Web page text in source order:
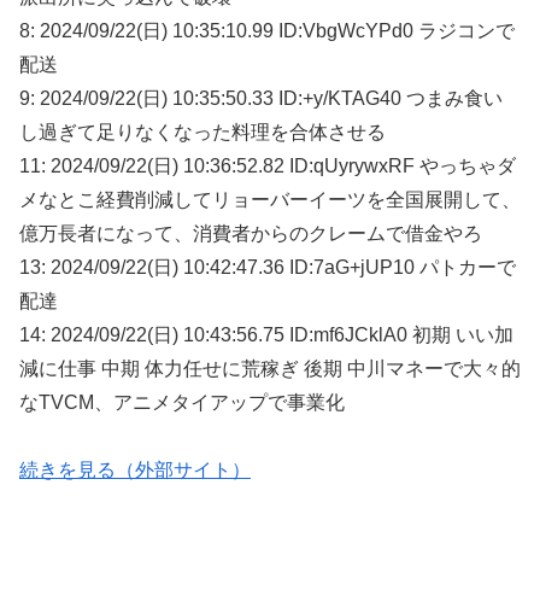
8: 2024/09/22(日) 10:35:10.99 ID:VbgWcYPd0 ラジコンで
配送
9: 2024/09/22(日) 10:35:50.33 ID:+y/KTAG40 つまみ食い
し過ぎて足りなくなった料理を合体させる
11: 2024/09/22(日) 10:36:52.82 ID:qUyrywxRF やっちゃダ
メなとこ経費削減してリョーバーイーツを全国展開して、
億万長者になって、消費者からのクレームで借金やろ
13: 2024/09/22(日) 10:42:47.36 ID:7aG+jUP10 パトカーで
配達
14: 2024/09/22(日) 10:43:56.75 ID:mf6JCklA0 初期 いい加
減に仕事 中期 体力任せに荒稼ぎ 後期 中川マネーで大々的
なTVCM、アニメタイアップで事業化
続きを見る（外部サイト）